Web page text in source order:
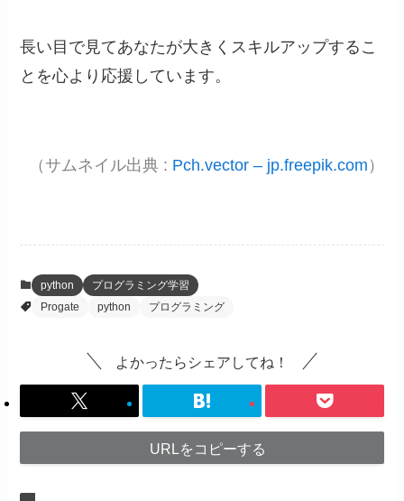
長い目で見てあなたが大きくスキルアップするこ
とを心より応援しています。
（サムネイル出典 : Pch.vector – jp.freepik.com ）
python
プログラミング学習
Progate
python プログラミング
よかったらシェアしてね！
URLをコピーする